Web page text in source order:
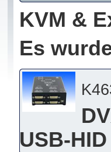
KVM &
Es
USB-